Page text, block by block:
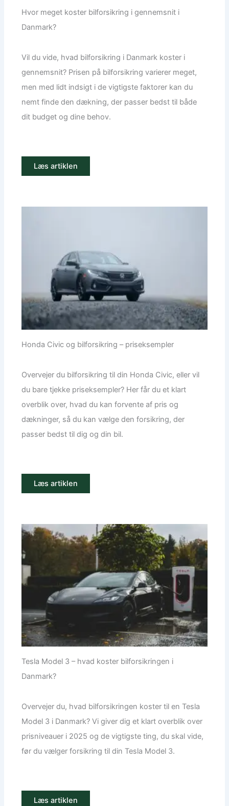
Hvor meget koster bilforsikring i gennemsnit i
Danmark?
Vil du vide, hvad bilforsikring i Danmark koster i
gennemsnit? Prisen på bilforsikring varierer meget,
men med lidt indsigt i de vigtigste faktorer kan du
nemt finde den dækning, der passer bedst til både
dit budget og dine behov.
Læs artiklen
Honda Civic og bilforsikring – priseksempler
Overvejer du bilforsikring til din Honda Civic, eller vil
du bare tjekke priseksempler? Her får du et klart
overblik over, hvad du kan forvente af pris og
dækninger, så du kan vælge den forsikring, der
passer bedst til dig og din bil.
Læs artiklen
Tesla Model 3 – hvad koster bilforsikringen i
Danmark?
Overvejer du, hvad bilforsikringen koster til en Tesla
Model 3 i Danmark? Vi giver dig et klart overblik over
prisniveauer i 2025 og de vigtigste ting, du skal vide,
før du vælger forsikring til din Tesla Model 3.
Læs artiklen